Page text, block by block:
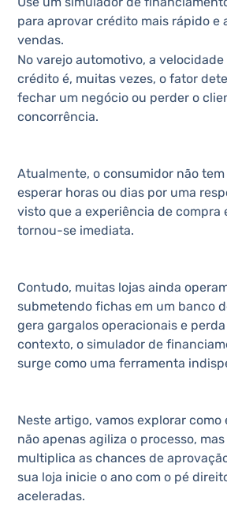
para aprovar crédito mais rápido e
vendas.
No varejo automotivo, a
crédito é, muitas vezes, o fator
fechar um negócio ou perder o
concorrência.
Atualmente, o consumidor não
esperar horas ou dias por uma
visto que a experiência de compra
tornou-se imediata.
Contudo, muitas lojas ainda
submetendo fichas em um banco
gera gargalos operacionais e
contexto, o simulador de
surge como uma ferramenta
Neste artigo, vamos explorar como
não apenas agiliza o processo,
multiplica as chances de
sua loja inicie o ano com o pé
aceleradas.